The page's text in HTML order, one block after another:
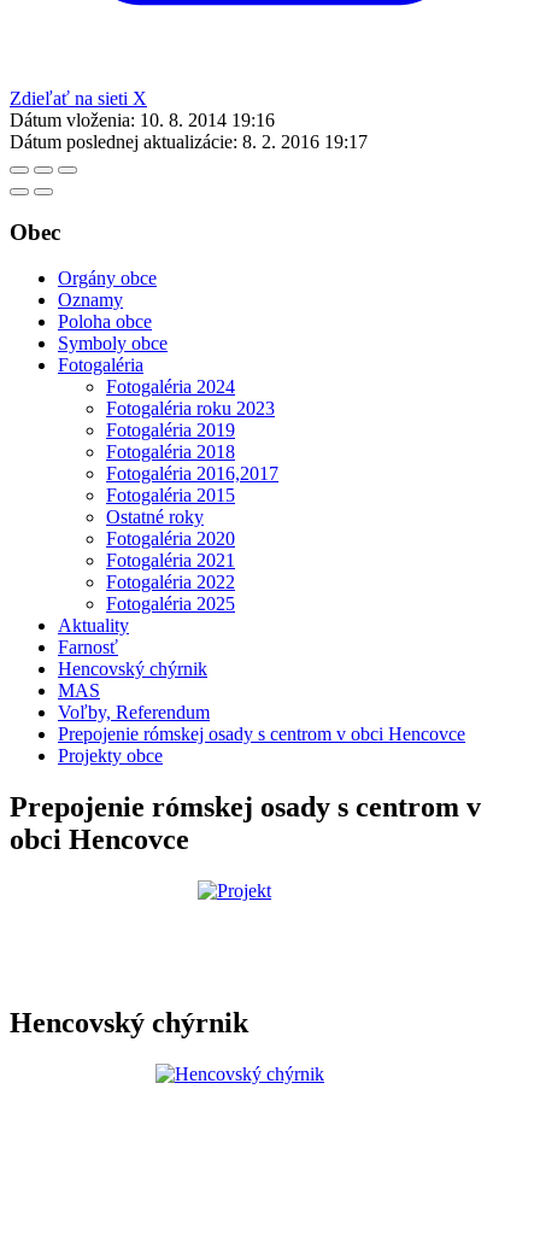
Zdieľať na sieti X
Dátum vloženia: 10. 8. 2014 19:16
Dátum poslednej aktualizácie: 8. 2. 2016 19:17
Obec
Orgány obce
Oznamy
Poloha obce
Symboly obce
Fotogaléria
Fotogaléria 2024
Fotogaléria roku 2023
Fotogaléria 2019
Fotogaléria 2018
Fotogaléria 2016,2017
Fotogaléria 2015
Ostatné roky
Fotogaléria 2020
Fotogaléria 2021
Fotogaléria 2022
Fotogaléria 2025
Aktuality
Farnosť
Hencovský chýrnik
MAS
Voľby, Referendum
Prepojenie rómskej osady s centrom v obci Hencovce
Projekty obce
Prepojenie rómskej osady s centrom v
obci Hencovce
Hencovský chýrnik